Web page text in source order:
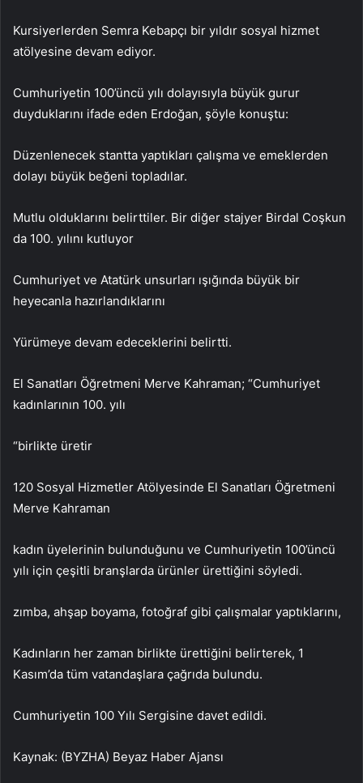
Kursiyerlerden Semra Kebapçı bir yıldır sosyal hizmet
atölyesine devam ediyor.
Cumhuriyetin 100’üncü yılı dolayısıyla büyük gurur
duyduklarını ifade eden Erdoğan, şöyle konuştu:
Düzenlenecek stantta yaptıkları çalışma ve emeklerden
dolayı büyük beğeni topladılar.
Mutlu olduklarını belirttiler. Bir diğer stajyer Birdal Coşkun
da 100. yılını kutluyor
Cumhuriyet ve Atatürk unsurları ışığında büyük bir
heyecanla hazırlandıklarını
Yürümeye devam edeceklerini belirtti.
El Sanatları Öğretmeni Merve Kahraman; “Cumhuriyet
kadınlarının 100. yılı
“birlikte üretir
120 Sosyal Hizmetler Atölyesinde El Sanatları Öğretmeni
Merve Kahraman
kadın üyelerinin bulunduğunu ve Cumhuriyetin 100’üncü
yılı için çeşitli branşlarda ürünler ürettiğini söyledi.
zımba, ahşap boyama, fotoğraf gibi çalışmalar yaptıklarını,
Kadınların her zaman birlikte ürettiğini belirterek, 1
Kasım’da tüm vatandaşlara çağrıda bulundu.
Cumhuriyetin 100 Yılı Sergisine davet edildi.
Kaynak: (BYZHA) Beyaz Haber Ajansı